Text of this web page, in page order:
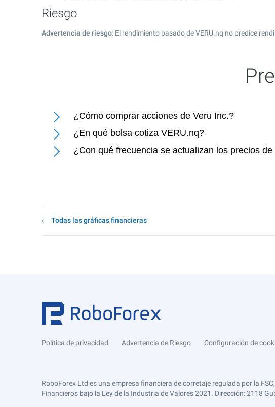
Riesgo
Advertencia de riesgo: El rendimiento pasado de VERU.nq no predice
¿Cómo comprar acciones de Veru Inc.?
¿En qué bolsa cotiza VERU.nq?
¿Con qué frecuencia se actualizan los precios de
Todas las gráficas financieras
Política de privacidad Advertencia de Riesgo Configuración de
RoboForex Ltd es una empresa financiera de corretaje regulada por la
Financieros bajo la Ley de la Industria de Valores 2021. Dirección: 2118